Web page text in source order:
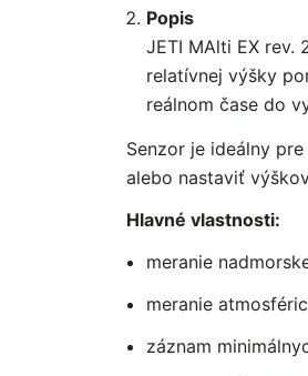
Popis
JETI MAlti EX rev.
relatívnej výšky
reálnom čase do
Senzor je ideálny
alebo nastaviť
Hlavné vlastnosti:
meranie
meranie
záznam